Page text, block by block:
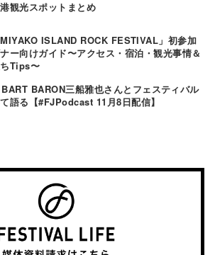
観光スポットまとめ
ISLAND ROCK FESTIVAL」初参加
ー向けガイド〜アクセス・宿泊・観光事情＆
Tips〜
BARON三船雅也さんとフェスティバル
語る【#FJPodcast 11月8日配信】